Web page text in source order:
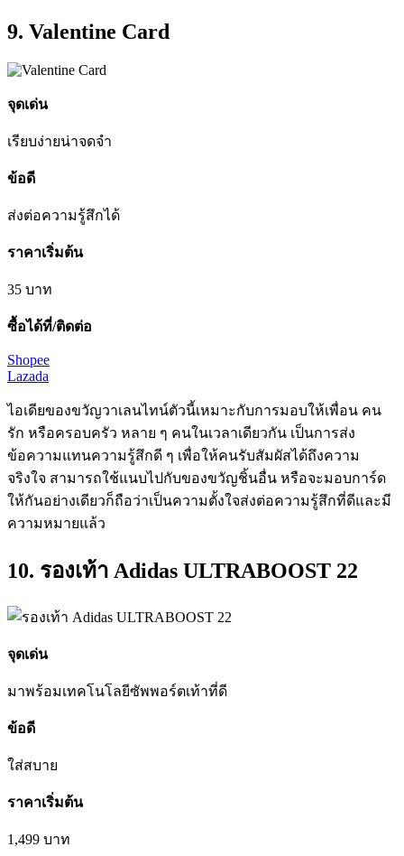
9. Valentine Card
จุดเด่น
เรียบง่ายน่าจดจำ
ข้อดี
ส่งต่อความรู้สึกได้
ราคาเริ่มต้น
35 บาท
ซื้อได้ที่/ติดต่อ
Shopee
Lazada
ไอเดียของขวัญวาเลนไทน์ตัวนี้เหมาะกับการมอบให้เพื่อน คน
รัก หรือครอบครัว หลาย ๆ คนในเวลาเดียวกัน เป็นการส่ง
ข้อความแทนความรู้สึกดี ๆ เพื่อให้คนรับสัมผัสได้ถึงความ
จริงใจ สามารถใช้แนบไปกับของขวัญชิ้นอื่น หรือจะมอบการ์ด
ให้กันอย่างเดียวก็ถือว่าเป็นความตั้งใจส่งต่อความรู้สึกที่ดีและมี
ความหมายแล้ว
10. รองเท้า Adidas ULTRABOOST 22
จุดเด่น
มาพร้อมเทคโนโลยีซัพพอร์ตเท้าที่ดี
ข้อดี
ใส่สบาย
ราคาเริ่มต้น
1,499 บาท